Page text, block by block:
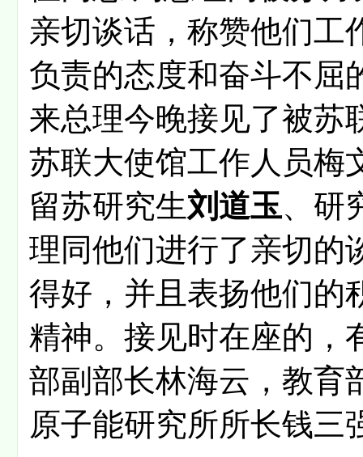
亲切谈话，称赞他们工
负责的态度和奋斗不
来总理今晚接见了被苏
苏联大使馆工作人员梅
留苏研究生刘道玉、研
理同他们进行了亲切的
得好，并且表扬他们的
精神。接见时在座的，
部副部长林海云，教育
原子能研究所所长钱三